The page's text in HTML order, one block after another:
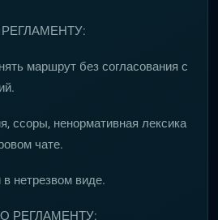
маршрут без согласования с
ссоры, ненормативная лексика
чате.
нетрезвом виде.
РЕГЛАМЕНТУ: